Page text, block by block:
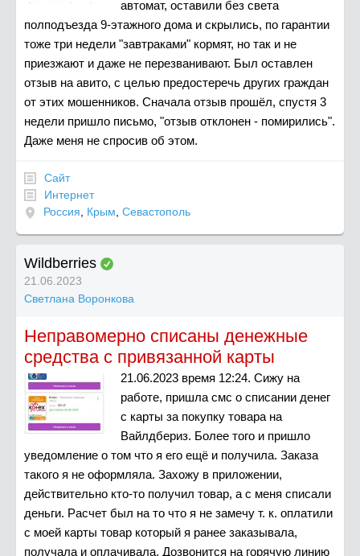
автомат, оставили без света
полподъезда 9-этажного дома и скрылись, по гарантии
тоже три недели "завтраками" кормят, но так и не
приезжают и даже не перезванивают. Был оставлен
отзыв на авито, с целью предостеречь других граждан
от этих мошенников. Сначала отзыв прошёл, спустя 3
недели пришло письмо, "отзыв отклонен - помирились".
Даже меня не спросив об этом.
Сайт
Интернет
Россия, Крым, Севастополь
Wildberries
21.06.2023
Светлана Воронкова
Неправомерно списаны денежные
средства с привязанной карты
21.06.2023 время 12:24. Сижу на
работе, пришла смс о списании денег
с карты за покупку товара на
Вайлдбериз. Более того и пришло
уведомление о том что я его ещё и получила. Заказа
такого я не оформляла. Захожу в приложении,
действительно кто-то получил товар, а с меня списали
деньги. Расчет был на то что я не замечу т. к. оплатили
с моей карты товар который я ранее заказывала,
получала и оплачивала. Дозвонится на горячую линию